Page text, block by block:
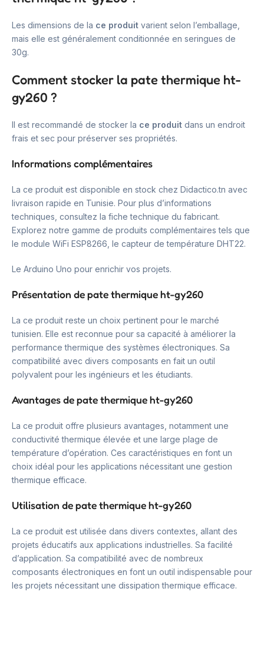
Les dimensions de la ce produit varient selon l’emballage,
mais elle est généralement conditionnée en seringues de
30g.
Comment stocker la pate thermique ht-
gy260 ?
Il est recommandé de stocker la ce produit dans un endroit
frais et sec pour préserver ses propriétés.
Informations complémentaires
La ce produit est disponible en stock chez Didactico.tn avec
livraison rapide en Tunisie. Pour plus d’informations
techniques, consultez la fiche technique du fabricant.
Explorez notre gamme de produits complémentaires tels que
le module WiFi ESP8266, le capteur de température DHT22.
Le Arduino Uno pour enrichir vos projets.
Présentation de pate thermique ht-gy260
La ce produit reste un choix pertinent pour le marché
tunisien. Elle est reconnue pour sa capacité à améliorer la
performance thermique des systèmes électroniques. Sa
compatibilité avec divers composants en fait un outil
polyvalent pour les ingénieurs et les étudiants.
Avantages de pate thermique ht-gy260
La ce produit offre plusieurs avantages, notamment une
conductivité thermique élevée et une large plage de
température d’opération. Ces caractéristiques en font un
choix idéal pour les applications nécessitant une gestion
thermique efficace.
Utilisation de pate thermique ht-gy260
La ce produit est utilisée dans divers contextes, allant des
projets éducatifs aux applications industrielles. Sa facilité
d’application. Sa compatibilité avec de nombreux
composants électroniques en font un outil indispensable pour
les projets nécessitant une dissipation thermique efficace.